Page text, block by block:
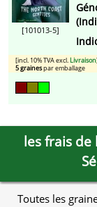
[101013-5]
[incl. 10% TVA excl. Livraison
5 grainespar emballage
les frais de
Toutes les